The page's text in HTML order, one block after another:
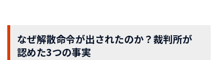
なぜ解散命令が出されたのか？裁判所が
認めた3つの事実